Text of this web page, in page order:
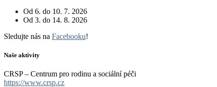
Od 6. do 10. 7. 2026
Od 3. do 14. 8. 2026
Sledujte nás na Facebooku!
Naše aktivity
CRSP – Centrum pro rodinu a sociální péči
https://www.crsp.cz